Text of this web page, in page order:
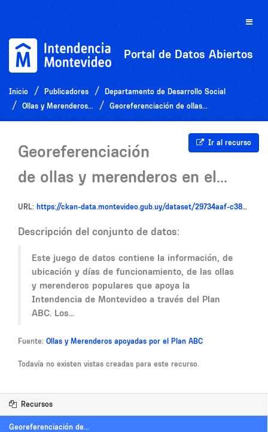
Toggle
Portal de Datos Abiertos
Inicio Publicadores
Departamento de Desarrollo Social
Ollas y Merenderos...
Georeferenciación de ollas...
Ir al recurso
Georeferenciación
de ollas y merenderos en el...
URL: https://ckan-data.montevideo.gub.uy/dataset/29734aaf-c38b-4338-a190-8a5bf6c52d6e/resource/644fefe4-a749-4823-8f0d-d65ffe2eda99/download/planilla-2.xlsx-datos-abiertos-2024-2.csv
Descripción del conjunto de datos:
Este juego de datos contiene la información, de
ubicación y días de funcionamiento, de las ollas
y merenderos populares que apoya la
Intendencia de Montevideo a través del Plan
ABC. Los...
Fuente: Ollas y Merenderos apoyadas por el Plan ABC
Todavía no existen vistas creadas para este recurso.
Recursos
Georeferenciación de...